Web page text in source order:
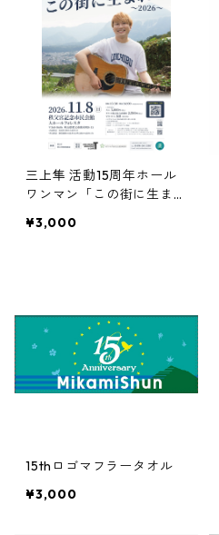
三上隼 活動15周年ホール
ワンマン「この街に生まれ
ト
¥3,000
15thロゴマフラータオル
¥3,000